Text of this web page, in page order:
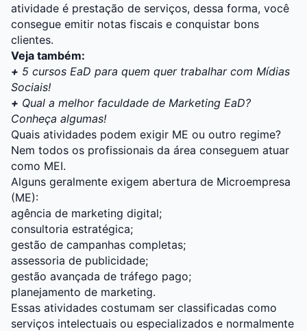
atividade é prestação de serviços, dessa forma, você
consegue emitir notas fiscais e conquistar bons
clientes.
Veja também:
+ 5 cursos EaD para quem quer trabalhar com Mídias
Sociais!
+ Qual a melhor faculdade de Marketing EaD?
Conheça algumas!
Quais atividades podem exigir ME ou outro regime?
Nem todos os profissionais da área conseguem atuar
como MEI.
Alguns geralmente exigem abertura de Microempresa
(ME):
agência de marketing digital;
consultoria estratégica;
gestão de campanhas completas;
assessoria de publicidade;
gestão avançada de tráfego pago;
planejamento de marketing.
Essas atividades costumam ser classificadas como
serviços intelectuais ou especializados e normalmente